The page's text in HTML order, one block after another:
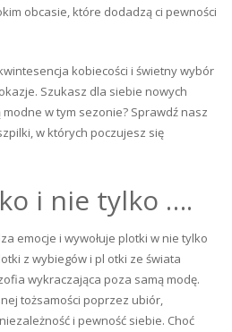
obcasie, które dodadzą ci pewności
kobiecości i świetny wybór
Szukasz dla siebie nowych
w tym sezonie? Sprawdź nasz
w których poczujesz się
i nie tylko ….
emocje i wywołuje plotki w nie tylko
z wybiegów i pl otki ze świata
wykraczająca poza samą modę.
tożsamości poprzez ubiór,
i pewność siebie. Choć